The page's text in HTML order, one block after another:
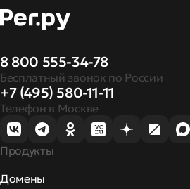
8 800 555-34-78
Бесплатный звонок по России
+7 (495) 580-11-11
Телефон в Москве
Продукты
Домены